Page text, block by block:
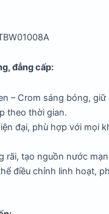
đẳng cấp:
– Crom sáng bóng,
theo thời gian.
đại, phù hợp với mọi
rãi, tạo nguồn nước
điều chỉnh linh hoạt,